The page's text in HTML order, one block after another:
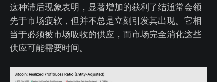
这种滞后现象表明，显著增加的获利了结通常会领
先于市场疲软，但并不总是立刻引发其出现。它相
当于必须被市场吸收的供应，而市场完全消化这些
供应可能需要时间。